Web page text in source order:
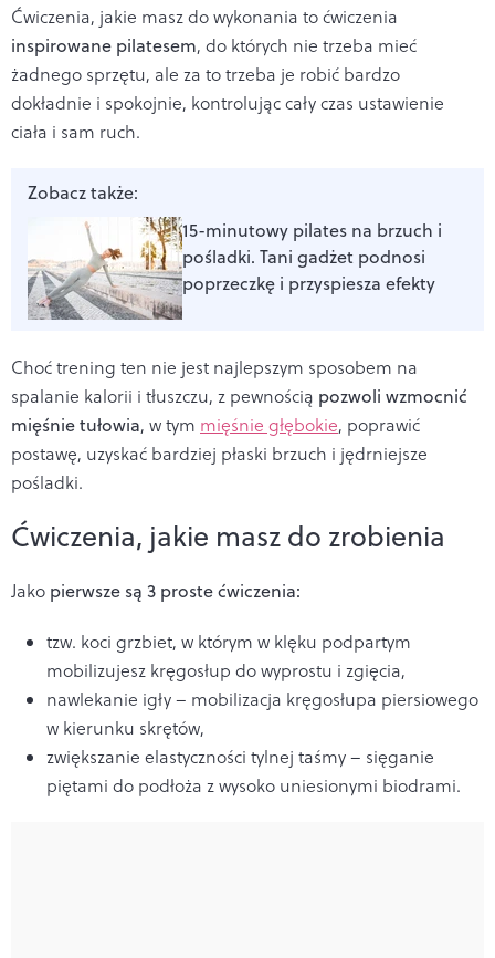
Ćwiczenia, jakie masz do wykonania to ćwiczenia
inspirowane pilatesem, do których nie trzeba mieć
żadnego sprzętu, ale za to trzeba je robić bardzo
dokładnie i spokojnie, kontrolując cały czas ustawienie
ciała i sam ruch.
Zobacz także:
15-minutowy pilates na brzuch i
pośladki. Tani gadżet podnosi
poprzeczkę i przyspiesza efekty
Choć trening ten nie jest najlepszym sposobem na
spalanie kalorii i tłuszczu, z pewnością pozwoli wzmocnić
mięśnie tułowia, w tym mięśnie głębokie, poprawić
postawę, uzyskać bardziej płaski brzuch i jędrniejsze
pośladki.
Ćwiczenia, jakie masz do zrobienia
Jako pierwsze są 3 proste ćwiczenia:
tzw. koci grzbiet, w którym w klęku podpartym
mobilizujesz kręgosłup do wyprostu i zgięcia,
nawlekanie igły – mobilizacja kręgosłupa piersiowego
w kierunku skrętów,
zwiększanie elastyczności tylnej taśmy – sięganie
piętami do podłoża z wysoko uniesionymi biodrami.